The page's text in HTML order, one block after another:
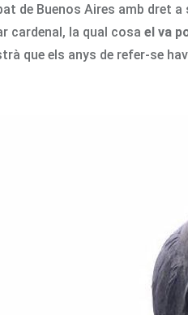
de Buenos Aires amb dret
cardenal, la qual cosa el va
que els anys de refer-se